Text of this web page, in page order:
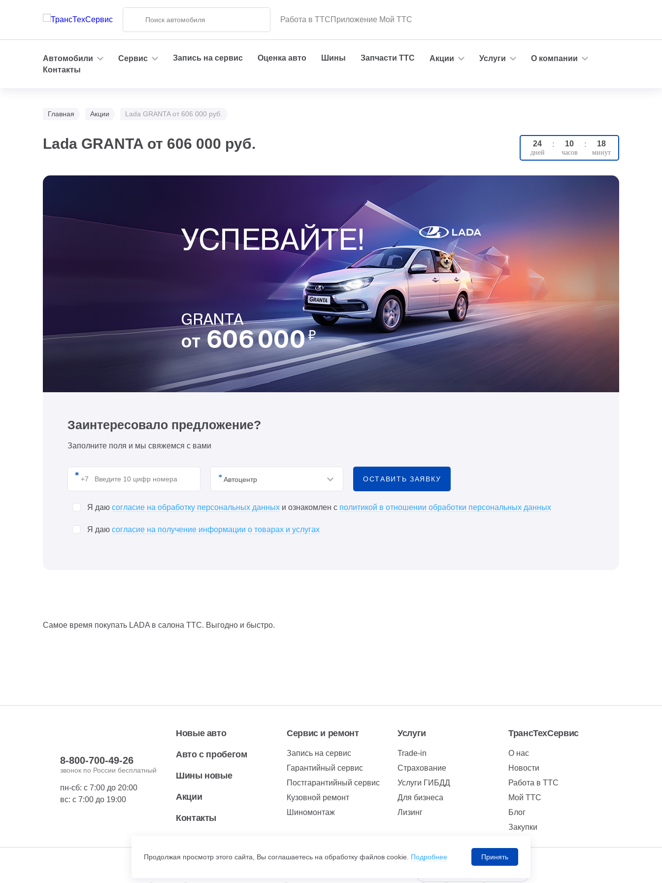
Работа в ТТСПриложение Мой ТТС
Автомобили Сервис Запись на сервис Оценка авто Шины Запчасти ТТС Акции Услуги
О компании
Контакты
Главная Акции Lada GRANTA от 606 000 руб.
Lada GRANTA от 606 000 руб. 24 : 10 : 18
Заинтересовало предложение?
Заполните поля и мы свяжемся с вами
Автоцентр ОСТАВИТЬ ЗАЯВКУ
Я даю согласие на обработку персональных данных и ознакомлен с политикой в отношении обработки персональных данных
Я даю согласие на получение информации о товарах и услугах
Самое время покупать LADA в салона ТТС. Выгодно и быстро.
8-800-700-49-26
звонок по России бесплатный
пн-сб: с 7:00 до 20:00
вс: с 7:00 до 19:00
Новые авто
Авто с пробегом
Шины новые
Акции
Контакты
Сервис и ремонт
Запись на сервис
Гарантийный сервис
Постгарантийный сервис
Кузовной ремонт
Шиномонтаж
Услуги
Trade-in
Страхование
Услуги ГИБДД
Для бизнеса
Лизинг
ТрансТехСервис
О нас
Новости
Работа в ТТС
Мой ТТС
Блог
Закупки
Продолжая просмотр этого сайта, Вы соглашаетесь на обработку файлов cookie. Подробнее Принять